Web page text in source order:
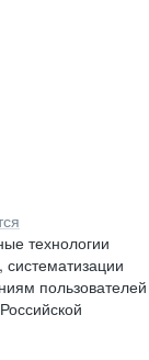
технологии
пользователей